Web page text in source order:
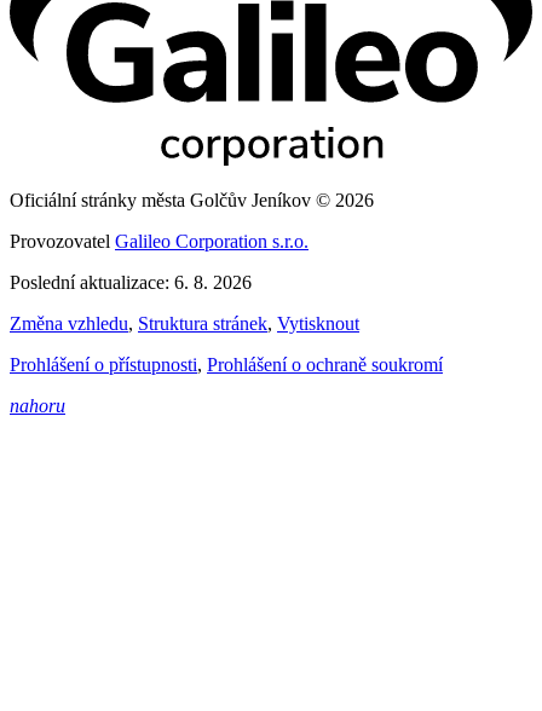
Oficiální stránky města Golčův Jeníkov © 2026
Provozovatel Galileo Corporation s.r.o.
Poslední aktualizace: 6. 8. 2026
Změna vzhledu, Struktura stránek, Vytisknout
Prohlášení o přístupnosti, Prohlášení o ochraně soukromí
nahoru